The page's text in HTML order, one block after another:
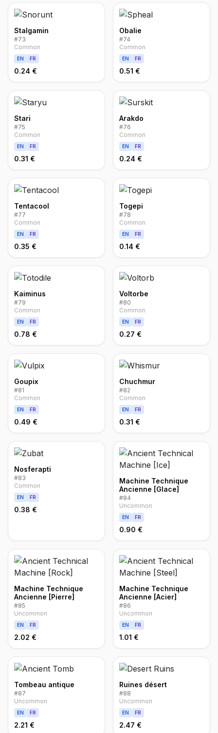
Stalgamin
#73
Common
EN FR
0.24 €
Obalie
#74
Common
EN FR
0.51 €
Stari
#75
Common
EN FR
0.31 €
Arakdo
#76
Common
EN FR
0.24 €
Tentacool
#77
Common
EN FR
0.35 €
Togepi
#78
Common
EN FR
0.14 €
Kaiminus
#79
Common
EN FR
0.78 €
Voltorbe
#80
Common
EN FR
0.27 €
Goupix
#81
Common
EN FR
0.49 €
Chuchmur
#82
Common
EN FR
0.31 €
Nosferapti
#83
Common
EN FR
0.38 €
Machine Technique
Ancienne [Glace]
#84
Uncommon
EN FR
0.90 €
Machine Technique
Ancienne [Pierre]
#85
Uncommon
EN FR
2.02 €
Machine Technique
Ancienne [Acier]
#86
Uncommon
EN FR
1.01 €
Tombeau antique
#87
Uncommon
EN FR
2.21 €
Ruines désert
#88
Uncommon
EN FR
2.47 €